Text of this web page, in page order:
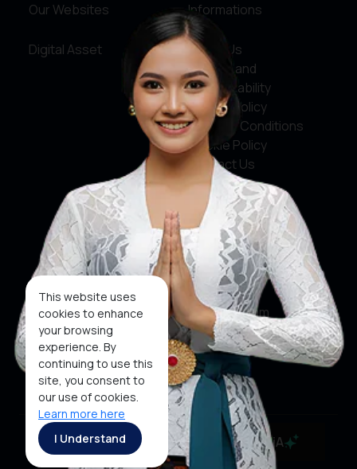
MaiA
This website uses
cookies to enhance
your browsing
experience. By
continuing to use this
site, you consent to
our use of cookies.
Learn more here
I Understand
Our Websites
Digital Asset
Informations
About Us
Service and
Accountability
Privacy Policy
Terms & Conditions
Cookie Policy
Contact Us
Social Media
Facebook
X
Instagram
Youtube
Copyright ©2026 Ministry of Tourism, Republic of
Indonesia